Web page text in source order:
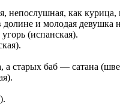
как курица,
и молодая девушка
(испанская).
старых баб — сатана